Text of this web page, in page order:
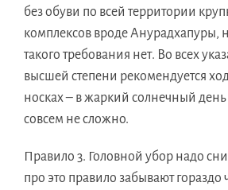
без обуви по всей территории
комплексов вроде Анурадхапуры,
такого требования нет. Во всех
высшей степени рекомендуется
носках – в жаркий солнечный
совсем не сложно.
Правило 3. Головной убор надо
про это правило забывают гораздо